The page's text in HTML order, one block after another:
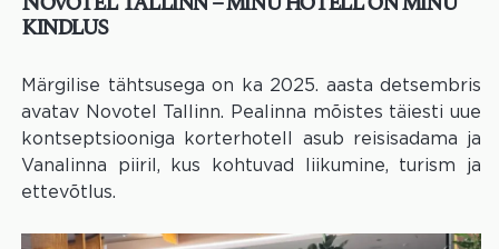
kindlus
Märgilise tähtsusega on ka 2025. aasta detsembris
avatav Novotel Tallinn. Pealinna mõistes täiesti uue
kontseptsiooniga korterhotell asub reisisadama ja
Vanalinna piiril, kus kohtuvad liikumine, turism ja
ettevõtlus.